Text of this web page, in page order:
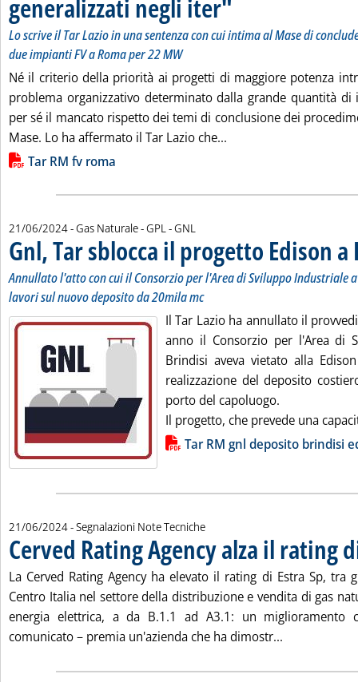
generalizzati negli iter"
Lo scrive il Tar Lazio in una sentenza con cui intima al Mase di
due impianti FV a Roma per 22 MW
Né il criterio della priorità ai progetti di maggiore potenza
problema organizzativo determinato dalla grande quantità di
per sé il mancato rispetto dei temi di conclusione dei
Mase. Lo ha affermato il Tar Lazio che...
Lista allegati PDF alla notizia
Tar RM fv roma
21/06/2024- Gas Naturale - GPL - GNL
Gnl, Tar sblocca il progetto Edison
Annullato l'atto con cui il Consorzio per l'Area di Sviluppo Industriale
lavori sul nuovo deposito da 20mila mc
Il Tar Lazio ha annullato il
anno il Consorzio per l'Area di
Brindisi aveva vietato alla
realizzazione del deposito
porto del capoluogo.
Il progetto, che prevede una
Lista allegati PDF alla notiziaTar RM gnl deposito brindisi
21/06/2024- Segnalazioni Note Tecniche
Cerved Rating Agency alza il rating
La Cerved Rating Agency ha elevato il rating di Estra Sp, tra
Centro Italia nel settore della distribuzione e vendita di gas
energia elettrica, a da B.1.1 ad A3.1: un
comunicato – premia un'azienda che ha dimostr...